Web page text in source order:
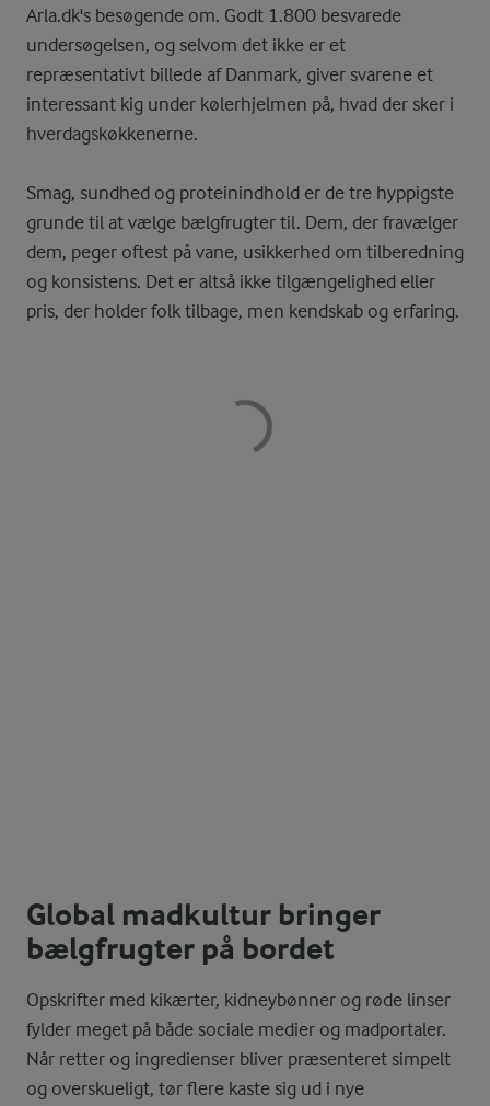
Arla.dk's besøgende om. Godt 1.800 besvarede
undersøgelsen, og selvom det ikke er et
repræsentativt billede af Danmark, giver svarene et
interessant kig under kølerhjelmen på, hvad der sker i
hverdagskøkkenerne.
Smag, sundhed og proteinindhold er de tre hyppigste
grunde til at vælge bælgfrugter til. Dem, der fravælger
dem, peger oftest på vane, usikkerhed om tilberedning
og konsistens. Det er altså ikke tilgængelighed eller
pris, der holder folk tilbage, men kendskab og erfaring.
Global madkultur bringer
bælgfrugter på bordet
Opskrifter med kikærter, kidneybønner og røde linser
fylder meget på både sociale medier og madportaler.
Når retter og ingredienser bliver præsenteret simpelt
og overskueligt, tør flere kaste sig ud i nye